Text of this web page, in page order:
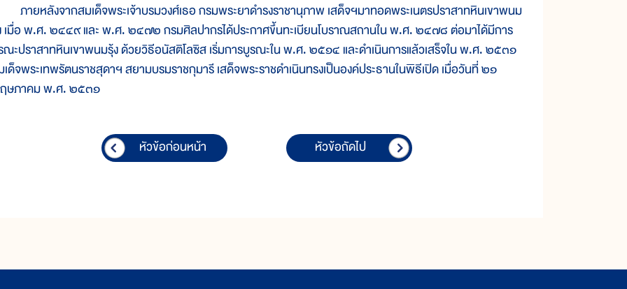
ยหลังจากสมเด็จพระเจ้าบรมวงศ์เธอ กรมพระยาดำรงราชานุภาพ เสด็จฯมาทอดพระเนตรปราสาทหินเขาพนม
เมื่อ พ.ศ. ๒๔๔๙ และ พ.ศ. ๒๔๗๒ กรมศิลปากรได้ประกาศขึ้นทะเบียนโบราณสถานใน พ.ศ. ๒๔๗๘ ต่อมาได้มีการ
ะปราสาทหินเขาพนมรุ้ง ด้วยวิธีอนัสติโลซิส เริ่มการบูรณะใน พ.ศ. ๒๕๑๔ และดำเนินการแล้วเสร็จใน พ.ศ. ๒๕๓๑
ด็จพระเทพรัตนราชสุดาฯ สยามบรมราชกุมารี เสด็จพระราชดำเนินทรงเป็นองค์ประธานในพิธีเปิด เมื่อวันที่ ๒๑
ษภาคม พ.ศ. ๒๕๓๑
หัวข้อก่อนหน้า หัวข้อถัดไป